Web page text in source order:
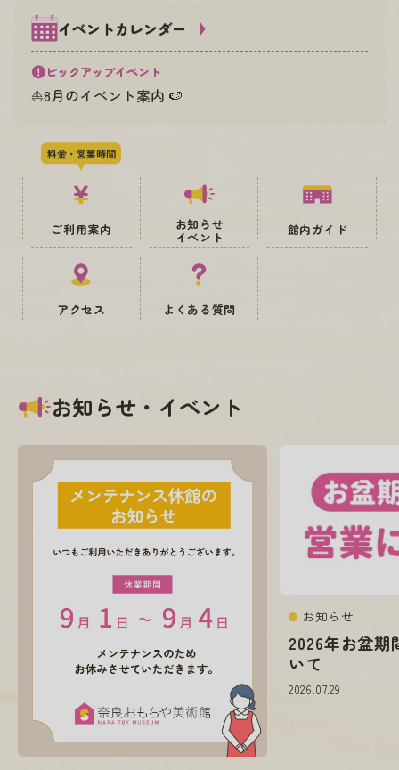
イベントカレンダー
ピックアップイベント
⛵8月のイベント案内 🍉
料金・営業時間
ご利用案内 お知らせ
イベント 館内ガイド
アクセス よくある質問
お知らせ・イベント
お知らせ
2026年お盆
いて
2026.07.29